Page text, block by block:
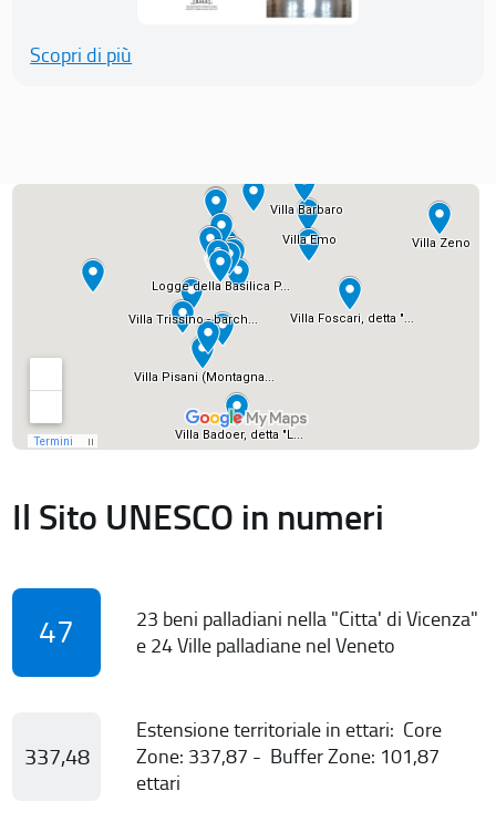
Scopri di più
Il Sito UNESCO in numeri
47
23 beni palladiani nella "Citta' di Vicenza"
e 24 Ville palladiane nel Veneto
337,48
Estensione territoriale in ettari: Core
Zone: 337,87 - Buffer Zone: 101,87
ettari